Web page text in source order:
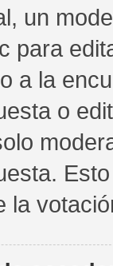
un
para
a la
o
la